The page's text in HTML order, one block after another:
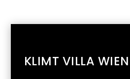
KLIMT VILLA WIEN